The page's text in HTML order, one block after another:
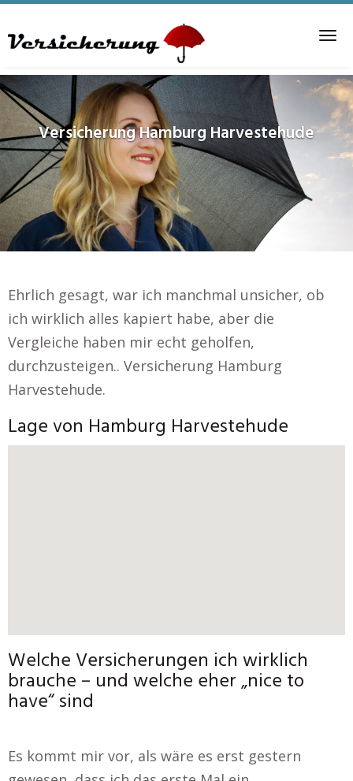
to
content
VersicherungHamburg Harvestehude
Ehrlich gesagt, war ich manchmal unsicher, ob
ich wirklich alles kapiert habe, aber die
Vergleiche haben mir echt geholfen,
durchzusteigen.. Versicherung Hamburg
Harvestehude.
Lage von Hamburg Harvestehude
Welche Versicherungen ich wirklich
brauche – und welche eher „nice to
have“ sind
Es kommt mir vor, als wäre es erst gestern